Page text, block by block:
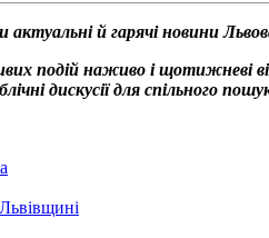
й гарячі новини
подій наживо і щотижневі
дискусії для спільного